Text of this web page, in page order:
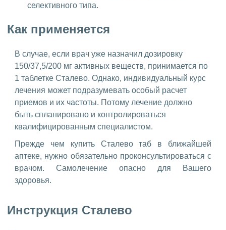
селективного типа.
Как применяется
В случае, если врач уже назначил дозировку
150/37,5/200 мг активных веществ, принимается по
1 таблетке Сталево. Однако, индивидуальный курс
лечения может подразумевать особый расчет
приемов и их частоты. Потому лечение должно
быть спланировано и контролироваться
квалифицированным специалистом.
Прежде чем купить Сталево таб в ближайшей
аптеке, нужно обязательно проконсультироваться с
врачом. Самолечение опасно для Вашего
здоровья.
Инструкция Сталево